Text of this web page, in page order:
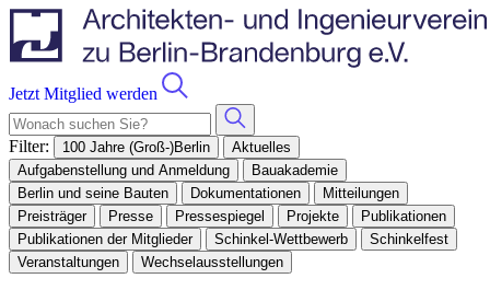
Jetzt Mitglied werden
Filter: 100 Jahre (Groß-)Berlin
Aktuelles
Aufgabenstellung und Anmeldung
Bauakademie
Berlin und seine Bauten
Dokumentationen
Mitteilungen
Preisträger
Presse Pressespiegel Projekte
Publikationen
Publikationen der Mitglieder
Schinkel-Wettbewerb
Schinkelfest
Veranstaltungen
Wechselausstellungen